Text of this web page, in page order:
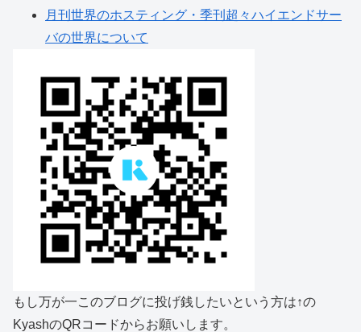
月刊世界のホスティング・季刊超々ハイエンドサー
バの世界について
もし万が一このブログに投げ銭したいという方は↑の
KyashのQRコードからお願いします。